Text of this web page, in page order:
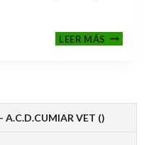
LEER MÁS
2024-
A.C.D.CUMIAR VET ()